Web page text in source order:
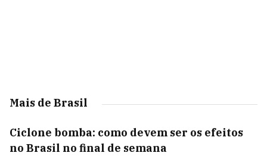
Mais de Brasil
Ciclone bomba: como devem ser os efeitos
no Brasil no final de semana